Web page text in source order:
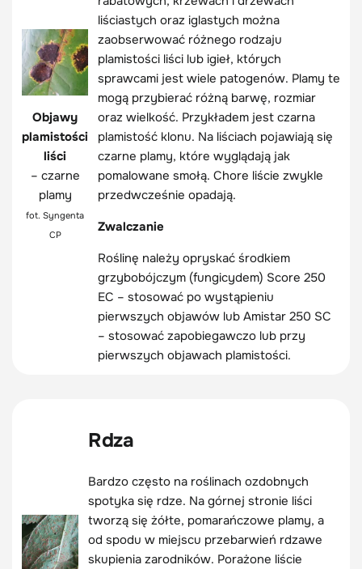
Objawy
plamistości
liści
– czarne
plamy
fot. Syngenta
CP
liściastych oraz iglastych można
zaobserwować różnego rodzaju
plamistości liści lub igieł, których
sprawcami jest wiele patogenów. Plamy te
mogą przybierać różną barwę, rozmiar
oraz wielkość. Przykładem jest czarna
plamistość klonu. Na liściach pojawiają się
czarne plamy, które wyglądają jak
pomalowane smołą. Chore liście zwykle
przedwcześnie opadają.
Zwalczanie
Roślinę należy opryskać środkiem
grzybobójczym (fungicydem) Score 250
EC – stosować po wystąpieniu
pierwszych objawów lub Amistar 250 SC
– stosować zapobiegawczo lub przy
pierwszych objawach plamistości.
Rdza
Bardzo często na roślinach ozdobnych
spotyka się rdze. Na górnej stronie liści
tworzą się żółte, pomarańczowe plamy, a
od spodu w miejscu przebarwień rdzawe
skupienia zarodników. Porażone liście